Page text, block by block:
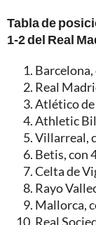
Tabla de
1-2 del Real
Real
Atlético
Athletic
Villarreal,
Betis, con
Celta de
Rayo
Mallorca,
Real